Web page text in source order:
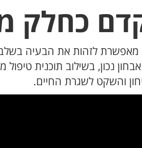
כחלק
מאפשרת לזהות את הבעיה
אבחון נכון, בשילוב תוכנית
והשקט לשגרת החיים.